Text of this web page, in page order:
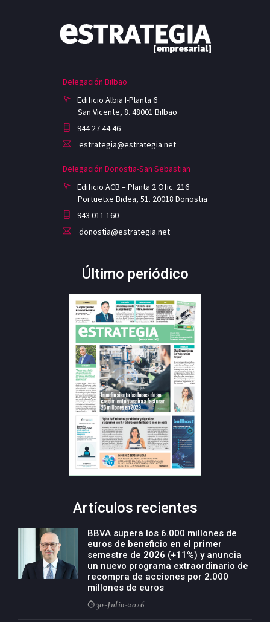
Delegación Bilbao
Edificio Albia I-Planta 6
San Vicente, 8. 48001 Bilbao
944 27 44 46
estrategia@estrategia.net
Delegación Donostia-San Sebastian
Edificio ACB – Planta 2 Ofic. 216
Portuetxe Bidea, 51. 20018 Donostia
943 011 160
donostia@estrategia.net
Último periódico
Artículos recientes
BBVA supera los 6.000 millones de
euros de beneficio en el primer
semestre de 2026 (+11%) y anuncia
un nuevo programa extraordinario de
recompra de acciones por 2.000
millones de euros
30-Julio-2026